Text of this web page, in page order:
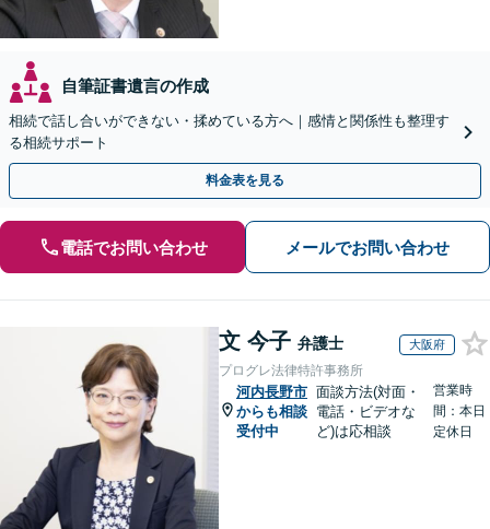
自筆証書遺言の作成
相続で話し合いができない・揉めている方へ｜感情と関係性も整理す
る相続サポート
料金表を見る
電話でお問い合わせ メールでお問い合わせ
文 今子 弁護士 大阪府
プログレ法律特許事務所
河内長野市
からも相談
受付中
面談方法(対面・
電話・ビデオな
ど)は応相談
営業時
間：本日
定休日